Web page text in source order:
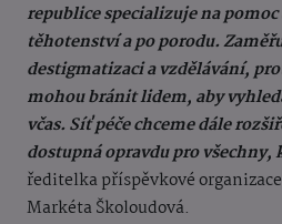
republice specializuje na pomoc
těhotenství a po porodu.
destigmatizaci a vzdělávání,
mohou bránit lidem, aby
včas. Síť péče chceme dále
dostupná opravdu pro
ředitelka příspěvkové
Markéta Školoudová.